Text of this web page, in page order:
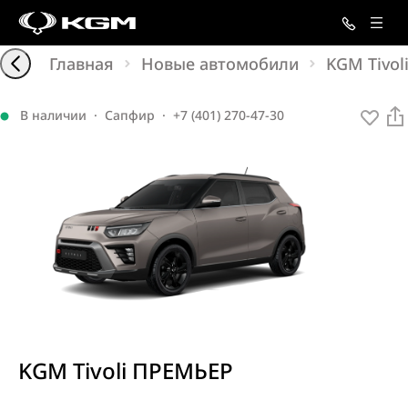
Главная Новые автомобили KGM Tivoli
В наличии · Сапфир · +7 (401) 270-47-30
KGM Tivoli ПРЕМЬЕР